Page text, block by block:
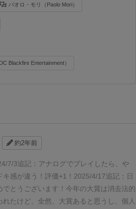
パオロ・モリ（Paolo Mori）
Blackfire Entertainment）
約2年前
7/3追記：アナログでプレイしたら、や
感が違う！評価+1！ 2025/4/17追記：日
とうございます！ 今年の大賞は消去法的
たけど、全然、大賞あると思うし、個人